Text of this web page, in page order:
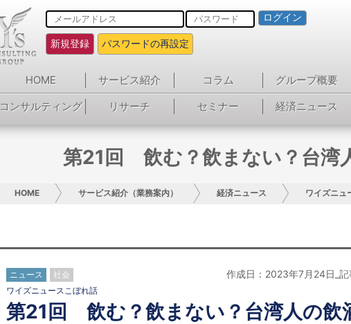
ログイン
新規登録 パスワードの再設定
HOME サービス紹介 コラム グループ概要
コンサルティング
リサーチ セミナー 経済ニュース
第21回 飲む？飲まない？台湾
HOME サービス紹介（業務案内） 経済ニュース ワイズニュ
ニュース 社会 作成日：2023年7月24日_
ワイズニュースこぼれ話
第21回 飲む？飲まない？台湾人の飲